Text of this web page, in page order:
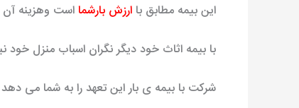
این بیمه مطابق با ارزش بارشما است وهزینه
با بیمه اثاث خود دیگر نگران اسباب منزل خود
شرکت با بیمه ی بار این تعهد را به شما می